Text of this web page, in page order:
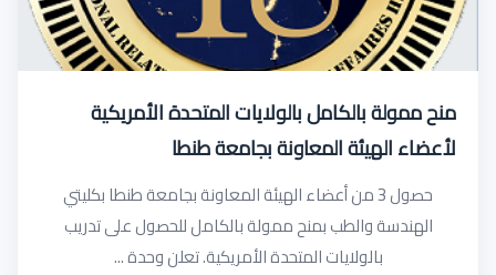
منح ممولة بالكامل بالولايات المتحدة الأمريكية
لأعضاء الهيئة المعاونة بجامعة طنطا
حصول 3 من أعضاء الهيئة المعاونة بجامعة طنطا بكليتي
الهندسة والطب بمنح ممولة بالكامل للحصول على تدريب
بالولايات المتحدة الأمريكية. تعلن وحدة ...